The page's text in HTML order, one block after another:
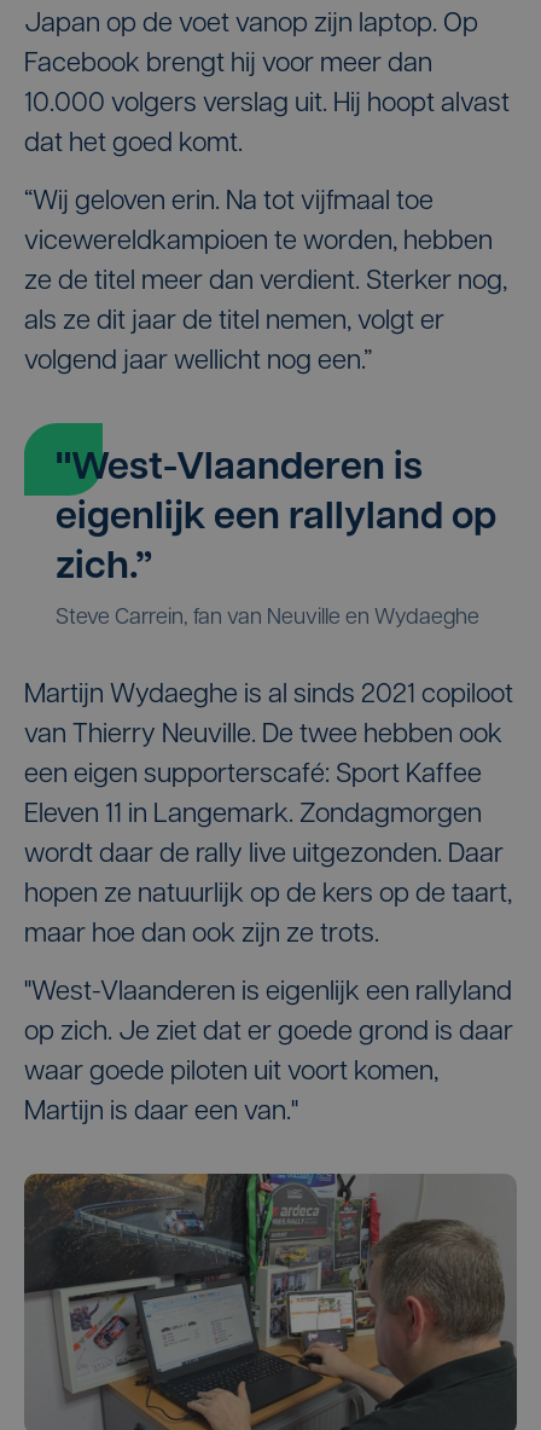
Japan op de voet vanop zijn laptop. Op
Facebook brengt hij voor meer dan
10.000 volgers verslag uit. Hij hoopt alvast
dat het goed komt.
“Wij geloven erin. Na tot vijfmaal toe
vicewereldkampioen te worden, hebben
ze de titel meer dan verdient. Sterker nog,
als ze dit jaar de titel nemen, volgt er
volgend jaar wellicht nog een.”
"West-Vlaanderen is
eigenlijk een rallyland op
zich.”
Steve Carrein, fan van Neuville en Wydaeghe
Martijn Wydaeghe is al sinds 2021 copiloot
van Thierry Neuville. De twee hebben ook
een eigen supporterscafé: Sport Kaffee
Eleven 11 in Langemark. Zondagmorgen
wordt daar de rally live uitgezonden. Daar
hopen ze natuurlijk op de kers op de taart,
maar hoe dan ook zijn ze trots.
"West-Vlaanderen is eigenlijk een rallyland
op zich. Je ziet dat er goede grond is daar
waar goede piloten uit voort komen,
Martijn is daar een van."